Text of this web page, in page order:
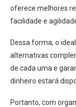
oferece melhores
facilidade e
Dessa forma, o
alternativas
de cada uma e
dinheiro estará
Portanto, com